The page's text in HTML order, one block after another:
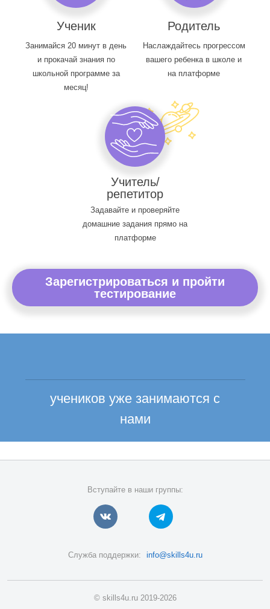
Ученик
Занимайся 20 минут в день
и прокачай знания по
школьной программе за
месяц!
Родитель
Наслаждайтесь прогрессом
вашего ребенка в школе и
на платформе
Учитель/
репетитор
Задавайте и проверяйте
домашние задания прямо на
платформе
Зарегистрироваться и пройти
тестирование
учеников уже занимаются с
нами
Вступайте в наши группы:
Служба поддержки: info@skills4u.ru
© skills4u.ru 2019-2026